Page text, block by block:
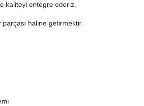
kaliteyi entegre ederiz.
haline getirmektir.